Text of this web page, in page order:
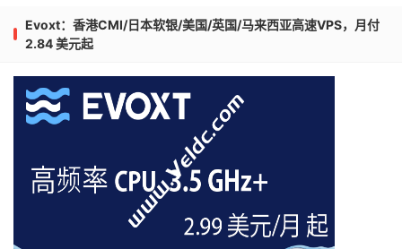
Evoxt：香港CMI/日本软银/美国/英国/马来西亚高速VPS，月付
2.84 美元起